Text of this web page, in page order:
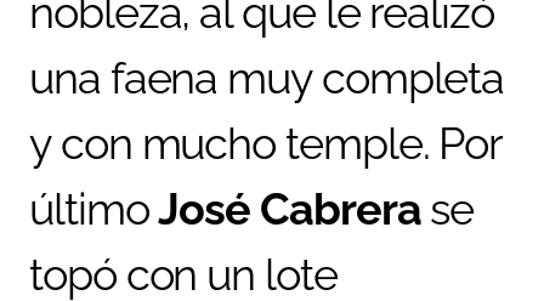
nobleza, al que le realizó
una faena muy completa
y con mucho temple. Por
últimoJosé Cabrerase
topó con un lote